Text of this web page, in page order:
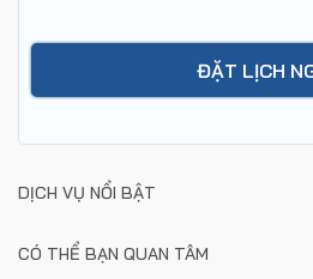
DỊCH VỤ NỔI BẬT
CÓ THỂ BẠN QUAN TÂM